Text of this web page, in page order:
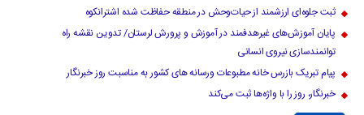
ثبت جلوه‌ای ارزشمند از حیات‌وحش در منطقه حفاظت شده اشترانکوه
پایان آموزش‌های غیرهدفمند در آموزش و پرورش لرستان/ تدوین نقشه راه
توانمندسازی نیروی انسانی
پیام تبریک بازرس خانه مطبوعات ورسانه های کشور به مناسبت روز خبرنگار
خبرنگار، روز را با واژه‌ها ثبت می‌کند